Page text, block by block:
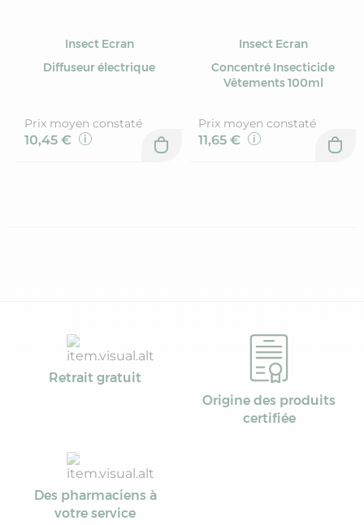
Insect Ecran
Diffuseur électrique
Prix moyen constaté
10,45 €
Insect Ecran
Concentré Insecticide
Vêtements 100ml
Prix moyen constaté
11,65 €
Retrait gratuit
Origine des produits
certifiée
Des pharmaciens à
votre service